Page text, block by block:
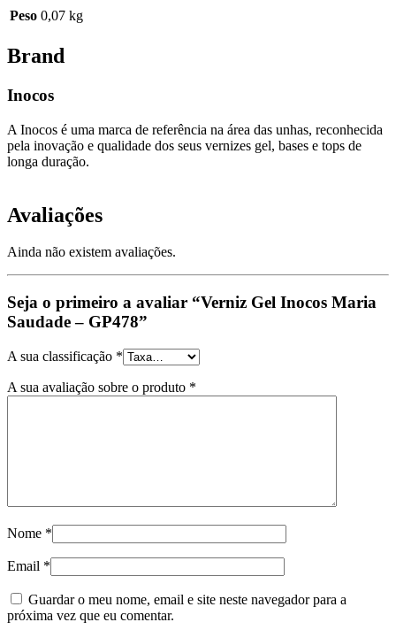
Peso 0,07 kg
Brand
Inocos
A Inocos é uma marca de referência na área das unhas, reconhecida
pela inovação e qualidade dos seus vernizes gel, bases e tops de
longa duração.
Avaliações
Ainda não existem avaliações.
Seja o primeiro a avaliar “Verniz Gel Inocos Maria
Saudade – GP478”
A sua classificação *
A sua avaliação sobre o produto *
Nome *
Email *
Guardar o meu nome, email e site neste navegador para a
próxima vez que eu comentar.